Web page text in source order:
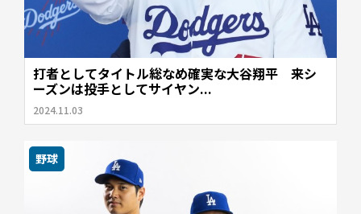
打者としてタイトル総なめ確実な大谷翔平 来シ
ーズンは投手としてサイヤン...
2024.11.03
野球